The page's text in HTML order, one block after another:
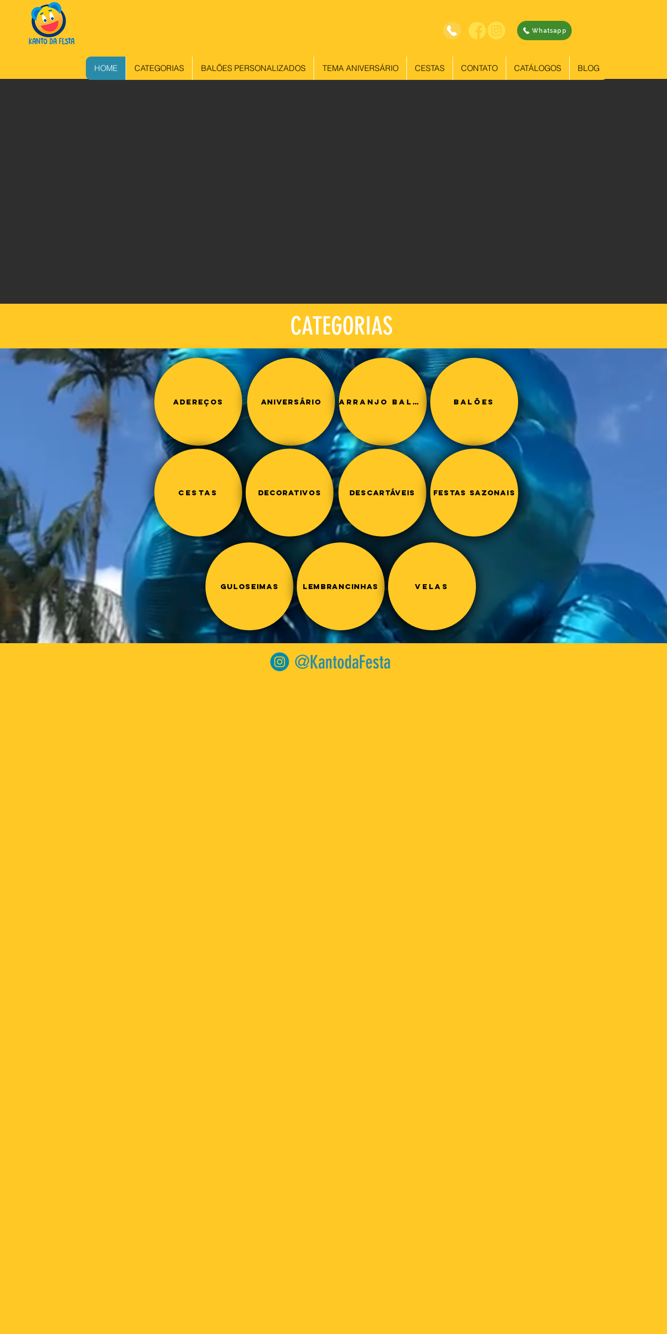
Whatsapp
HOME CATEGORIAS BALÕES PERSONALIZADOS TEMA ANIVERSÁRIO CESTAS CONTATO CATÁLOGOS BLOG
CATEGORIAS
Adereços
Cestas
Aniversário
Decorativos
Arranjo balão
descartáveis
Balões
FESTAS SAZONAIS
Guloseimas Lembrancinhas Velas
@KantodaFesta